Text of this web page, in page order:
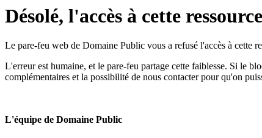
Désolé, l'accès à cette
Le pare-feu web de Domaine Public vous a refusé l'accès à cette
L'erreur est humaine, et le pare-feu partage cette faiblesse. Si le
complémentaires et la possibilité de nous contacter pour qu'on
L'équipe de Domaine Public